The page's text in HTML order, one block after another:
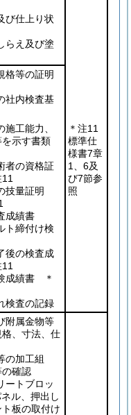
仕上り状
え及び塗
等の証明
内検査基
工能力、
を示す書類
の資格証
量証明
成績書
締付け検
の検査成
成績書 ＊
査の記録
＊注11
標準仕
様書7章
1、6及
び7節参
照
属金物等
、寸法、仕
加工組
の確認
トブロッ
ル、押出し
板の取付け